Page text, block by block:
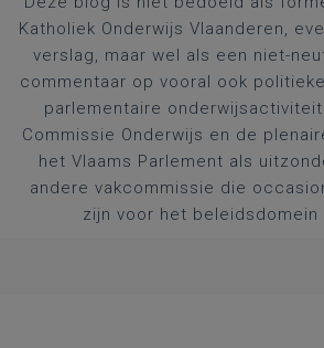
Katholiek Onderwijs Vlaanderen,
verslag, maar wel als een niet-
commentaar op vooral ook
parlementaire
Commissie Onderwijs en de
het Vlaams Parlement als
andere vakcommissie die
zijn voor het beleidsdomein